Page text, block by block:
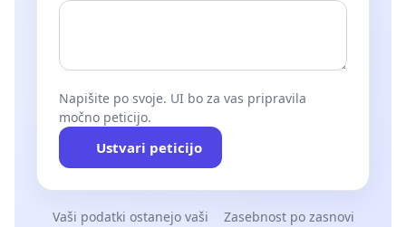
Napišite po svoje. UI bo za vas pripravila
močno peticijo.
Ustvari peticijo
Vaši podatki ostanejo vaši Zasebnost po zasnovi